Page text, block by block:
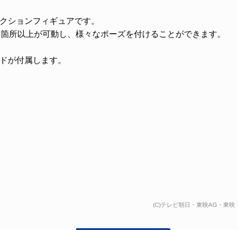
ションフィギュアです。
所以上が可動し、様々なポーズを付けることができます。
が付属します。
(C)テレビ朝日・東映AG・東映